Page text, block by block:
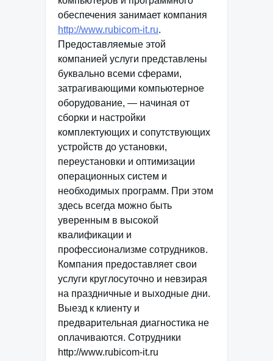
обеспечения занимает компания
http://www.rubicom-it.ru.
Предоставляемые этой
компанией услуги представлены
буквально всеми сферами,
затрагивающими компьютерное
оборудование, — начиная от
сборки и настройки
комплектующих и сопутствующих
устройств до установки,
переустановки и оптимизации
операционных систем и
необходимых программ. При этом
здесь всегда можно быть
уверенным в высокой
квалификации и
профессионализме сотрудников.
Компания предоставляет свои
услуги круглосуточно и невзирая
на праздничные и выходные дни.
Выезд к клиенту и
предварительная диагностика не
оплачиваются. Сотрудники
http://www.rubicom-it.ru